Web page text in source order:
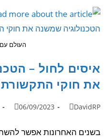
העולם עם SIM–E
איסים לחול –
את חוקי
DavidRP
06/09/2023
בשנים האחרונות אפשר